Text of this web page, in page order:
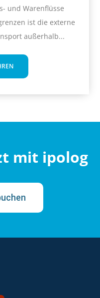
und Warenflüsse
ist die externe
außerhalb...
mit ipolog